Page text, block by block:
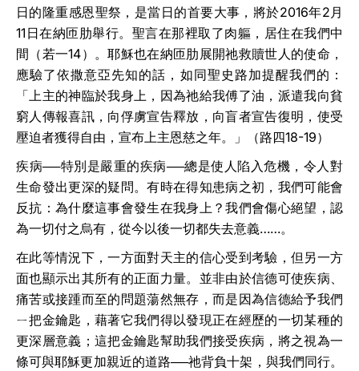
日的隆重感恩聖祭，是當日的首要大事，將於2016年2月
11 日在納匝肋舉行。聖言在那裡取了肉軀，居住在我們中
間（若一14）。耶穌也在納匝肋展開祂救贖世人的使命，
應驗了依撒意亞先知的話，如同聖史路加提醒我們的：
「上主的神臨於我身上，因為祂給我傅了油，派遣我向貧
窮人傳報喜訊，向俘虜宣告釋放，向盲者宣告復明，使受
壓迫者獲得自由，宣布上主恩慈之年。」（路四18-19）
疾病──特別是嚴重的疾病──總是使人陷入危機，令人對
生命發出更深的疑問。有時在得知患病之初，我們可能會
反抗：為什麼這事會發生在我身上？我們會傷心絕望，認
為一切付之烏有，從今以後一切都失去意義……。
在此等情況下，一方面對天主的信心受到考驗，但另一方
面也顯示出其所有的正面力量。並非由於信德可使疾病、
痛苦或接踵而至的問題蕩然無存，而是因為信德給予我們
ㄧ把金鑰匙，藉著它我們得以發現正在經歷的一切某種的
更深層意義；這把金鑰匙幫助我們接受疾病，將之視為一
條可與耶穌更加親近的道路──祂背負十架，與我們同行。